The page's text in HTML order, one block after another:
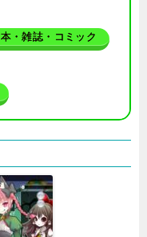
本・雑誌・コミック